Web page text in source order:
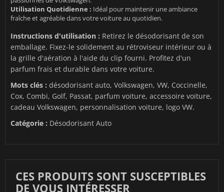
Utilisation Quotidienne : Idéal pour maintenir une ambiance
fraîche et agréable dans votre voiture au quotidien.
Instructions d'utilisation : Retirez le désodorisant de son
emballage. Fixez-le solidement au rétroviseur intérieur ou à
la grille d'aération à l'aide du clip fourni. Profitez d'un
parfum frais et durable dans votre voiture.
Mots clés : désodorisant auto, Volkswagen, VW, Coccinelle,
Cox, Combi, Golf, Passat, parfum voiture, accessoire voiture,
cadeau Volkswagen, personnalisation voiture, logo VW.
Catégorie : Désodorisant Auto
CES PRODUITS SONT SUSCEPTIBLES
DE VOUS INTÉRESSER